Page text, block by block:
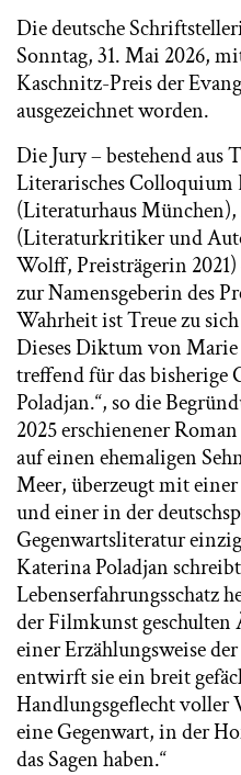
Die deutsche
Sonntag, 31. Mai 2026,
Kaschnitz-Preis der
ausgezeichnet worden.
Die Jury – bestehend aus
Literarisches Colloquium
(Literaturhaus
(Literaturkritiker und
Wolff, Preisträgerin
zur Namensgeberin des
Wahrheit ist Treue zu
Dieses Diktum von
treffend für das bisherige
Poladjan.“, so die
2025 erschienener
auf einen ehemaligen
Meer, überzeugt mit
und einer in der
Gegenwartsliteratur
Katerina Poladjan
Lebenserfahrungsschatz
der Filmkunst geschulten
einer Erzählungsweise
entwirft sie ein breit
Handlungsgeflecht voller
eine Gegenwart, in der
das Sagen haben.“